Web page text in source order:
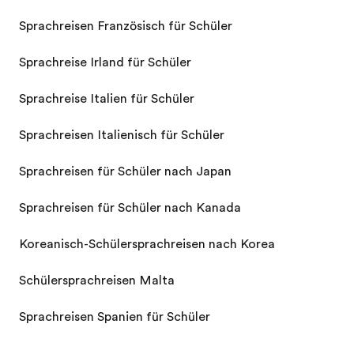
Sprachreisen Französisch für Schüler
Sprachreise Irland für Schüler
Sprachreise Italien für Schüler
Sprachreisen Italienisch für Schüler
Sprachreisen für Schüler nach Japan
Sprachreisen für Schüler nach Kanada
Koreanisch-Schülersprachreisen nach Korea
Schülersprachreisen Malta
Sprachreisen Spanien für Schüler